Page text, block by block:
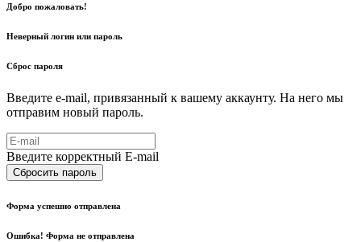
Добро пожаловать!
Неверный логин или пароль
Сброс пароля
Введите e-mail, привязанный к вашему аккаунту. На него мы
отправим новый пароль.
Введите корректный E-mail
Сбросить пароль
Форма успешно отправлена
Ошибка! Форма не отправлена